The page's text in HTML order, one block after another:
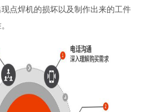
点焊机的损坏以及制作出来的工件